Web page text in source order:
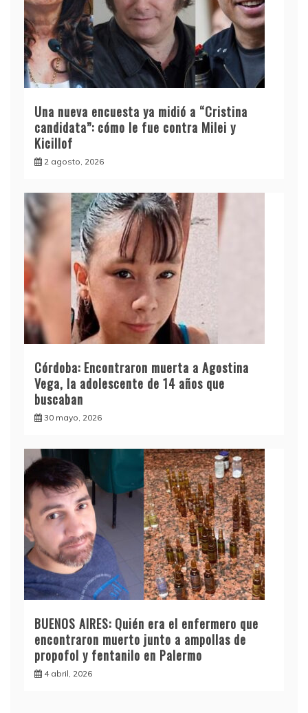
Una nueva encuesta ya midió a “Cristina
candidata”: cómo le fue contra Milei y
Kicillof
2 agosto, 2026
Córdoba: Encontraron muerta a Agostina
Vega, la adolescente de 14 años que
buscaban
30 mayo, 2026
BUENOS AIRES: Quién era el enfermero que
encontraron muerto junto a ampollas de
propofol y fentanilo en Palermo
4 abril, 2026